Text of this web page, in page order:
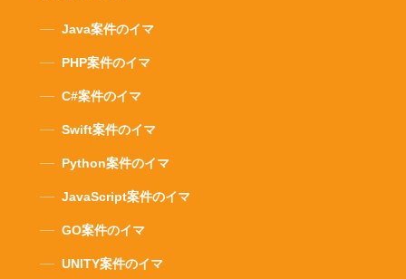
Java案件のイマ
PHP案件のイマ
C#案件のイマ
Swift案件のイマ
Python案件のイマ
JavaScript案件のイマ
GO案件のイマ
UNITY案件のイマ